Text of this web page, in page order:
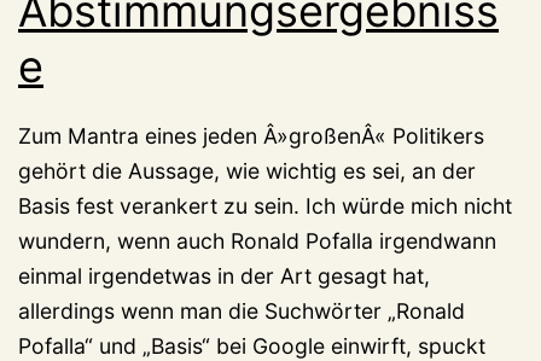
e
Zum Mantra eines jeden Â»großenÂ« Politikers
gehört die Aussage, wie wichtig es sei, an der
Basis fest verankert zu sein. Ich würde mich nicht
wundern, wenn auch Ronald Pofalla irgendwann
einmal irgendetwas in der Art gesagt hat,
allerdings wenn man die Suchwörter „Ronald
Pofalla“ und „Basis“ bei Google einwirft, spuckt